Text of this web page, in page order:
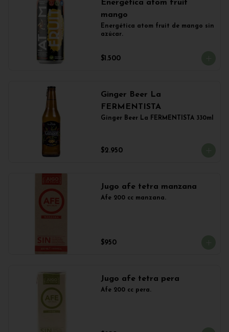
Energética atom fruit
mango
Energética atom fruit de mango sin
azúcar.
$1.500
Ginger Beer La
FERMENTISTA
Ginger Beer La FERMENTISTA 330ml
$2.950
Jugo afe tetra manzana
Afe 200 cc manzana.
$950
Jugo afe tetra pera
Afe 200 cc pera.